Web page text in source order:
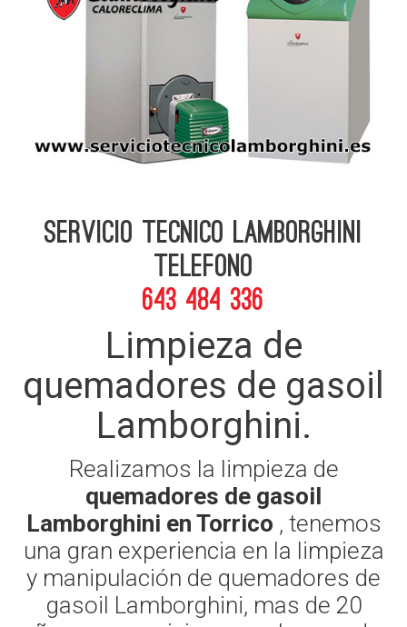
Servicio Tecnico Lamborghini
telefono
643 484 336
Limpieza de
quemadores de gasoil
Lamborghini.
Realizamos la limpieza de
quemadores de gasoil
Lamborghini en Torrico , tenemos
una gran experiencia en la limpieza
y manipulación de quemadores de
gasoil Lamborghini, mas de 20